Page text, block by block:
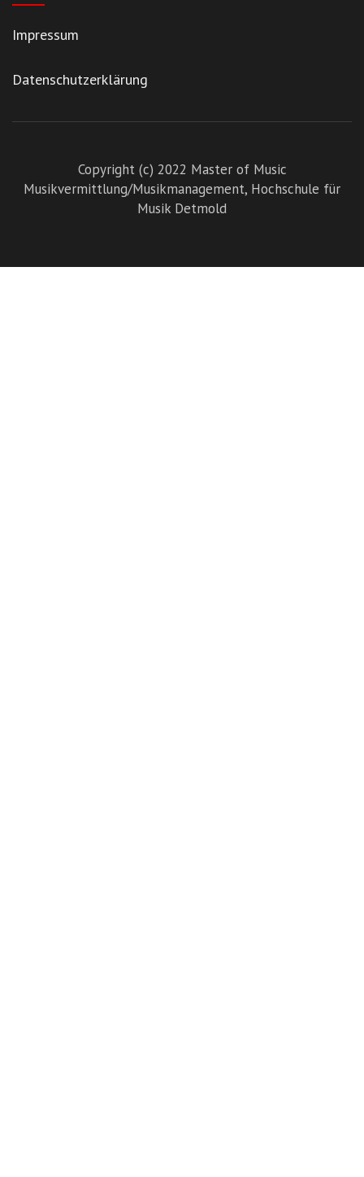
Impressum
Datenschutzerklärung
Copyright (c) 2022 Master of Music
Musikvermittlung/Musikmanagement, Hochschule für
Musik Detmold